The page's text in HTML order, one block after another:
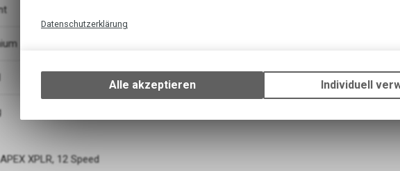
XPLR, 12 Speed
Datenschutzerklärung
Ihrem Gerät, um die grundlegenden Funktionen unseres Online-
Verwendung des Warenkorbs, zu ermöglichen. Bitte beachten
zulassen.
Alle akzeptieren Individuell